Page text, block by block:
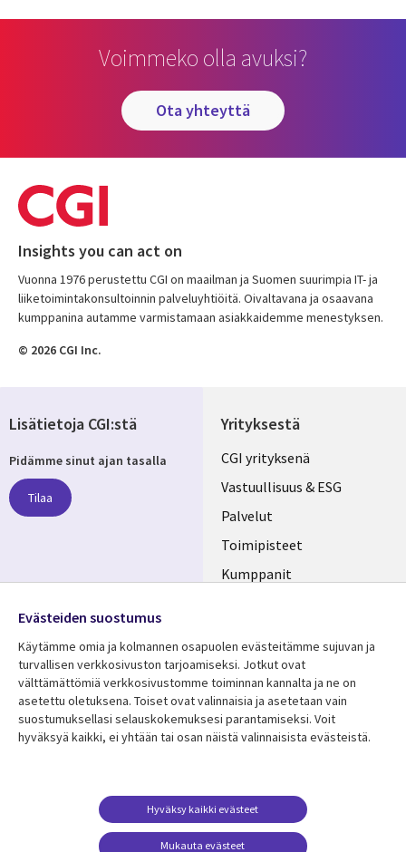
Voimmeko olla avuksi?
ota yhteyttä
Insights you can act on
Vuonna 1976 perustettu CGI on maailman ja Suomen suurimpia IT- ja
liiketoimintakonsultoinnin palveluyhtiöitä. Oivaltavana ja osaavana
kumppanina autamme varmistamaan asiakkaidemme menestyksen.
© 2026 CGI Inc.
Yrityksestä
Useful
links
FINLAND
CGI yrityksenä
Vastuullisuus & ESG
Palvelut
Toimipisteet
Kumppanit
Resurssikeskus
Library
FINLAND
Asiakastarinat
Lisätietoa
Legal
Tietosuoja
Käyttöehdot
Yhteystiedot
Lisätietoja CGI:stä
Pidämme sinut ajan tasalla
Tilaa
Media
FINLAND
Evästeiden suostumus
Käytämme omia ja kolmannen osapuolen evästeitämme sujuvan ja
turvallisen verkkosivuston tarjoamiseksi. Jotkut ovat
välttämättömiä verkkosivustomme toiminnan kannalta ja ne on
asetettu oletuksena. Toiset ovat valinnaisia ​​ja asetetaan vain
suostumuksellasi selauskokemuksesi parantamiseksi. Voit
hyväksyä kaikki, ei yhtään tai osan näistä valinnaisista evästeistä.
Mukauta evästeet
Hyväksy kaikki evästeet